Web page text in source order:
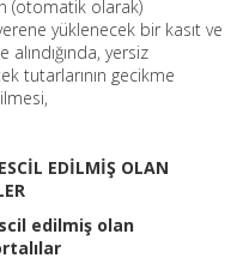
(otomatik olarak)
yüklenecek bir kasıt ve
yersiz
tutarlarının gecikme
EDİLMİŞ OLAN
edilmiş olan